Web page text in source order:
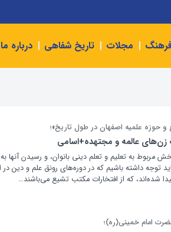
مجلات تاریخ شفاهی درباره ما
و حوزه علمیه اصفهان در طول تاریخ»؛
زن‌های عالمه و مجتهده+اسامی
مربوط به تعلیم و تعلم دینی بانوان، و رسیدن آنها به
توجه داشته باشیم که در دوره‌های رونق علم و دین در
شده‌اند، که از افتخارات مکتب تشیع می‌باشند…
امام خمینی(ره)؛